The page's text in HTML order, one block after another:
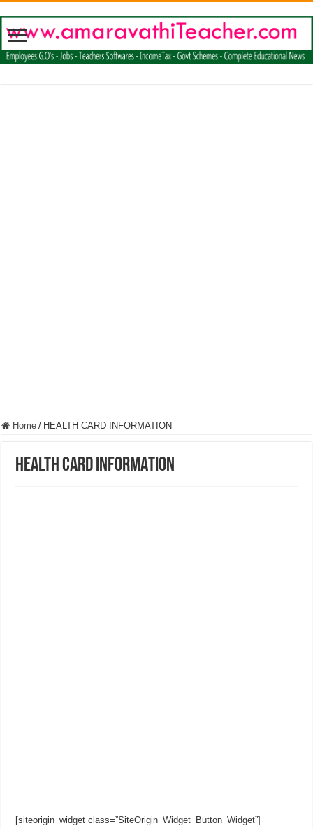
Home / HEALTH CARD INFORMATION
HEALTH CARD INFORMATION
[siteorigin_widget class=”SiteOrigin_Widget_Button_Widget”]